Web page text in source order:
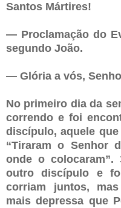
Santos Mártires!
— Proclamação do
segundo João.
— Glória a vós,
No primeiro dia da
correndo e foi
discípulo, aquele
“Tiraram o Senhor
onde o colocaram”.
outro discípulo e
corriam juntos,
mais depressa que